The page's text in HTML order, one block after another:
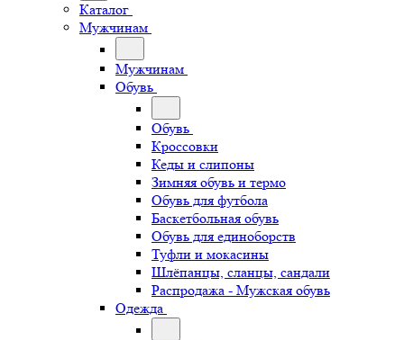
Каталог
Мужчинам
Мужчинам
Обувь
Обувь
Кроссовки
Кеды и слипоны
Зимняя обувь и термо
Обувь для футбола
Баскетбольная обувь
Обувь для единоборств
Туфли и мокасины
Шлёпанцы, сланцы, сандали
Распродажа - Мужская обувь
Одежда